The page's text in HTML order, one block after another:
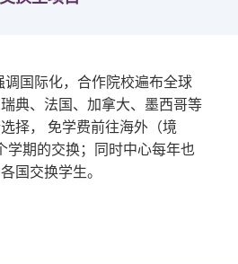
调国际化，合作院校遍布全球
典、法国、加拿大、墨西哥等
择， 免学费前往海外（境
学期的交换；同时中心每年也
国交换学生。